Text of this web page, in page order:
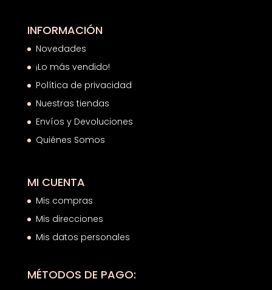
INFORMACIÓN
Novedades
¡Lo más vendido!
Política de privacidad
Nuestras tiendas
Envíos y Devoluciones
Quiénes Somos
MI CUENTA
Mis compras
Mis direcciones
Mis datos personales
MÉTODOS DE PAGO: